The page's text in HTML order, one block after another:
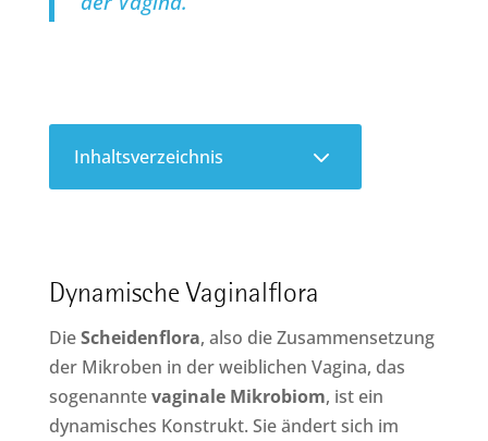
Inhaltsverzeichnis 3
Dynamische Vaginalflora
DieScheidenflora, also die Zusammensetzung
der Mikroben in der weiblichen Vagina, das
sogenanntevaginale Mikrobiom, ist ein
dynamisches Konstrukt. Sie ändert sich im